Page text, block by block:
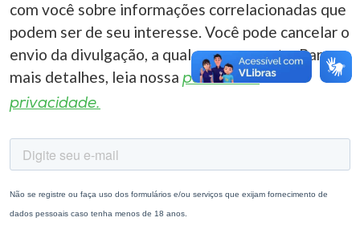
com você sobre informações correlacionadas que
podem ser de seu interesse. Você pode cancelar o
envio da divulgação, a qualquer momento. Para
mais detalhes, leia nossa política de
privacidade.